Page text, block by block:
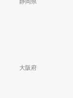
静岡県
大阪府